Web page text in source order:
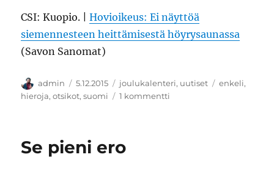
CSI: Kuopio. |Hovioikeus: Ei näyttöä
siemennesteen heittämisestä höyrysaunassa
(Savon Sanomat)
Kirjoittaja
admin Julkaistu
5.12.2015 Kategoriat
joulukalenteri, uutiset Avainsanat
enkeli,
hieroja,otsikot,suomi 1 kommentti
Se pieni ero